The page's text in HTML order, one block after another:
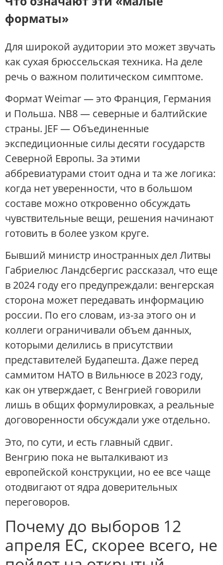
форматы»
Для широкой аудитории это может звучать
как сухая брюссельская техника. На деле
речь о важном политическом симптоме.
Формат Weimar — это Франция, Германия
и Польша. NB8 — северные и балтийские
страны. JEF — Объединенные
экспедиционные силы десяти государств
Северной Европы. За этими
аббревиатурами стоит одна и та же логика:
когда нет уверенности, что в большом
составе можно откровенно обсуждать
чувствительные вещи, решения начинают
готовить в более узком круге.
Бывший министр иностранных дел Литвы
Габриелюс Ландсбергис рассказал, что еще
в 2024 году его предупреждали: венгерская
сторона может передавать информацию
россии. По его словам, из-за этого он и
коллеги ограничивали объем данных,
которыми делились в присутствии
представителей Будапешта. Даже перед
саммитом НАТО в Вильнюсе в 2023 году,
как он утверждает, с Венгрией говорили
лишь в общих формулировках, а реальные
договоренности обсуждали уже отдельно.
Это, по сути, и есть главный сдвиг.
Венгрию пока не выталкивают из
европейской конструкции, но ее все чаще
отодвигают от ядра доверительных
переговоров.
Почему до выборов 12
апреля ЕС, скорее всего, не